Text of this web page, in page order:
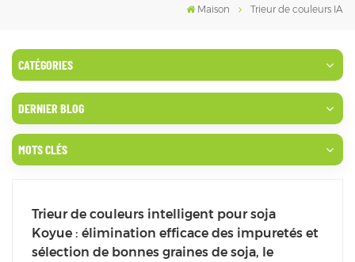
Maison Trieur de couleurs IA
CATÉGORIES
DERNIER BLOG
MOTS CLÉS
Trieur de couleurs intelligent pour soja
Koyue : élimination efficace des impuretés et
sélection de bonnes graines de soja, le